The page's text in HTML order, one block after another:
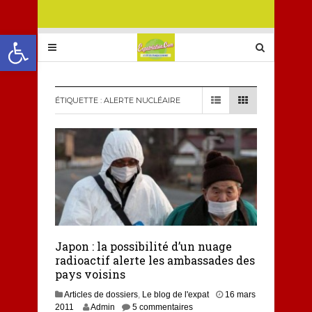
Ouvrir la barre d’outils
ÉTIQUETTE : ALERTE NUCLÉAIRE
Japon : la possibilité d’un nuage
radioactif alerte les ambassades des
pays voisins
Articles de dossiers, Le blog de l'expat
16 mars
2011
Admin 5 commentaires